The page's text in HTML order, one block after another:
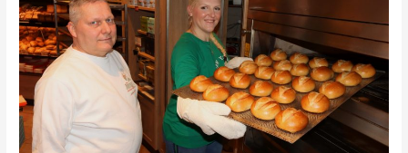
der
Backstube
von
der
Familienbäckerei
Junge
in